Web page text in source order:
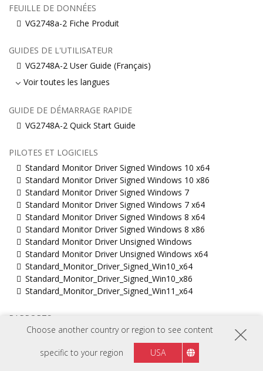
Choose another country or region to see content
specific to your region USA
FEUILLE DE DONNÉES
VG2748a-2 Fiche Produit
GUIDES DE L'UTILISATEUR
VG2748A-2 User Guide (Français)
Voir toutes les langues
GUIDE DE DÉMARRAGE RAPIDE
VG2748A-2 Quick Start Guide
PILOTES ET LOGICIELS
Standard Monitor Driver Signed Windows 10 x64
Standard Monitor Driver Signed Windows 10 x86
Standard Monitor Driver Signed Windows 7
Standard Monitor Driver Signed Windows 7 x64
Standard Monitor Driver Signed Windows 8 x64
Standard Monitor Driver Signed Windows 8 x86
Standard Monitor Driver Unsigned Windows
Standard Monitor Driver Unsigned Windows x64
Standard_Monitor_Driver_Signed_Win10_x64
Standard_Monitor_Driver_Signed_Win10_x86
Standard_Monitor_Driver_Signed_Win11_x64
RAPPORTS
VG2748A-2 Carbon Footprint Report
INFORMATION EPREL